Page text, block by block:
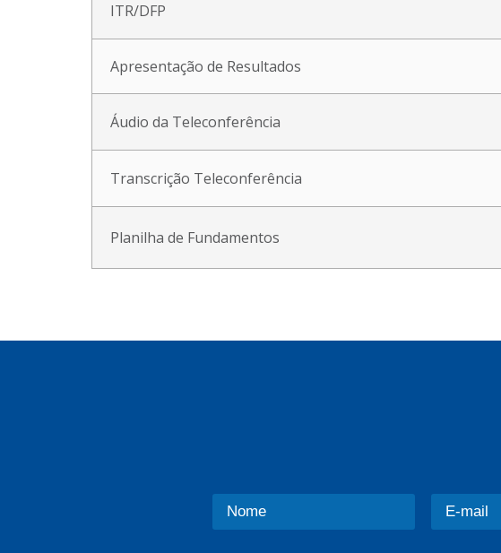
ITR/DFP
Apresentação de Resultados
Áudio da Teleconferência
Transcrição Teleconferência
Planilha de Fundamentos